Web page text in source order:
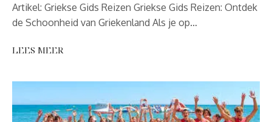
Artikel: Griekse Gids Reizen Griekse Gids Reizen: Ontdek
de Schoonheid van Griekenland Als je op…
LEES MEER